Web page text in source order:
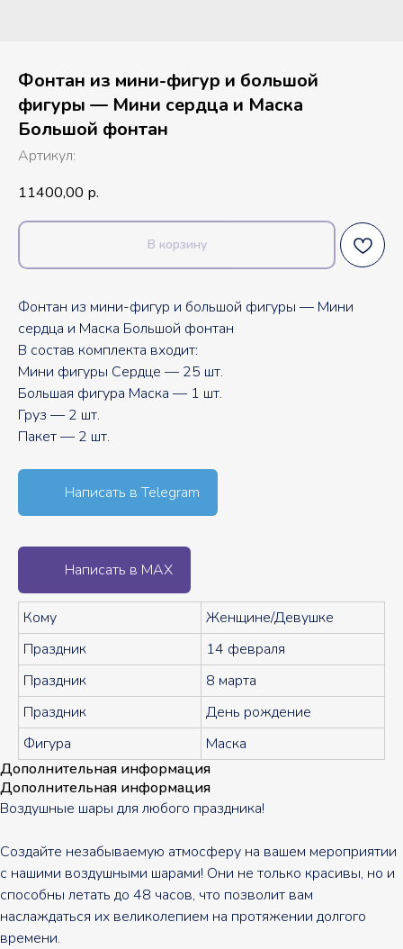
Фонтан из мини-фигур и большой
фигуры — Мини сердца и Маска
Большой фонтан
Артикул:
11400,00 р.
В корзину
Фонтан из мини-фигур и большой фигуры — Мини
сердца и Маска Большой фонтан
В состав комплекта входит:
Мини фигуры Сердце — 25 шт.
Большая фигура Маска — 1 шт.
Груз — 2 шт.
Пакет — 2 шт.
Написать в Telegram
Написать в MAX
Кому
Женщине/Девушке
Праздник
14 февраля
Праздник
8 марта
Праздник
День рождение
Фигура
Маска
Дополнительная информация
Дополнительная информация
Воздушные шары для любого праздника!
Создайте незабываемую атмосферу на вашем мероприятии
с нашими воздушными шарами! Они не только красивы, но и
способны летать до 48 часов, что позволит вам
наслаждаться их великолепием на протяжении долгого
времени.